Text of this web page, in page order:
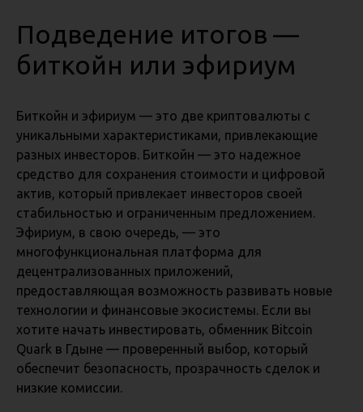
Подведение итогов —
биткойн или эфириум
Биткойн и эфириум — это две криптовалюты с
уникальными характеристиками, привлекающие
разных инвесторов. Биткойн — это надежное
средство для сохранения стоимости и цифровой
актив, который привлекает инвесторов своей
стабильностью и ограниченным предложением.
Эфириум, в свою очередь, — это
многофункциональная платформа для
децентрализованных приложений,
предоставляющая возможность развивать новые
технологии и финансовые экосистемы. Если вы
хотите начать инвестировать, обменник Bitcoin
Quark в Гдыне — проверенный выбор, который
обеспечит безопасность, прозрачность сделок и
низкие комиссии.